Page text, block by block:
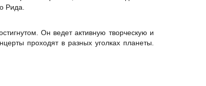
Рида.
Он ведет активную творческую и
проходят в разных уголках планеты.